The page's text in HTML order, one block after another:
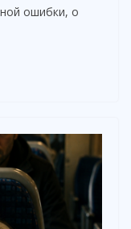
ошибки, о